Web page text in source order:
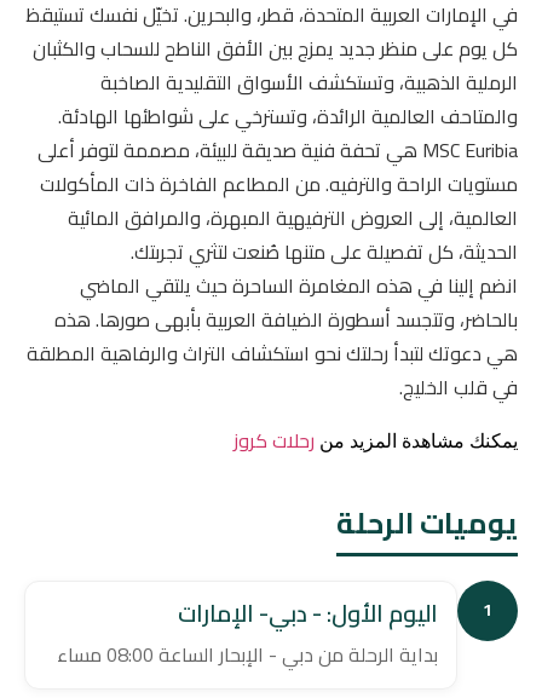
في الإمارات العربية المتحدة، قطر، والبحرين. تخيّل نفسك تستيقظ
كل يوم على منظر جديد يمزج بين الأفق الناطح للسحاب والكثبان
الرملية الذهبية، وتستكشف الأسواق التقليدية الصاخبة
والمتاحف العالمية الرائدة، وتسترخي على شواطئها الهادئة.
MSC Euribia هي تحفة فنية صديقة للبيئة، مصممة لتوفر أعلى
مستويات الراحة والترفيه. من المطاعم الفاخرة ذات المأكولات
العالمية، إلى العروض الترفيهية المبهرة، والمرافق المائية
الحديثة، كل تفصيلة على متنها صُنعت لتثري تجربتك.
انضم إلينا في هذه المغامرة الساحرة حيث يلتقي الماضي
بالحاضر، وتتجسد أسطورة الضيافة العربية بأبهى صورها. هذه
هي دعوتك لتبدأ رحلتك نحو استكشاف التراث والرفاهية المطلقة
في قلب الخليج.
يمكنك مشاهدة المزيد من رحلات كروز
يوميات الرحلة
1 اليوم الأول: - دبي- الإمارات
بداية الرحلة من دبي - الإبحار الساعة 08:00 مساء